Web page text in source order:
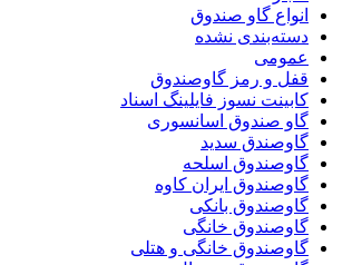
انواع گاو صندوق
دسته‌بندی نشده
عمومی
قفل و رمز گاوصندوق
کابینت نسوز فایلینگ اسناد
گاو صندوق اسانسوری
گاوصندق سدید
گاوصندوق اسلحه
گاوصندوق ایران کاوه
گاوصندوق بانکی
گاوصندوق خانگی
گاوصندوق خانگی و هتلی